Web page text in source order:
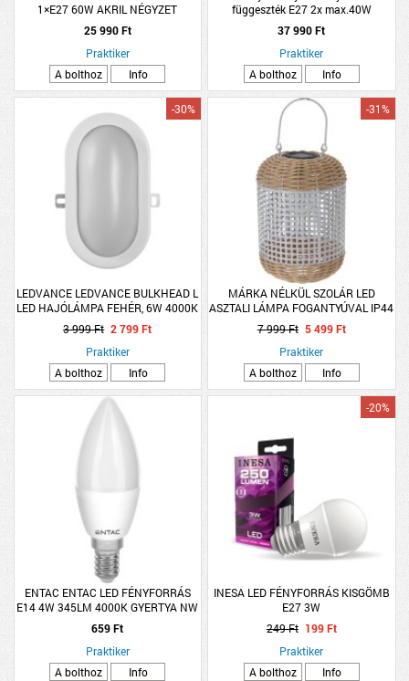
1×E27 60W AKRIL NÉGYZET
KRISTÁLY 26X38CM
25 990 Ft
Praktiker
A bolthoz
Info
függeszték E27 2x max.40W
bronz/fehér
37 990 Ft
Praktiker
A bolthoz
Info
LEDVANCE LEDVANCE BULKHEAD L
LED HAJÓLÁMPA FEHÉR, 6W 4000K
420LM IP54
-30%
3 999 Ft 2 799 Ft
Praktiker
A bolthoz
Info
MÁRKA NÉLKÜL SZOLÁR LED
ASZTALI LÁMPA FOGANTYÚVAL IP44
18X26CM FEHÉR-RATTAN
-31%
7 999 Ft 5 499 Ft
Praktiker
A bolthoz
Info
ENTAC ENTAC LED FÉNYFORRÁS
E14 4W 345LM 4000K GYERTYA NW
659 Ft
Praktiker
A bolthoz
Info
INESA LED FÉNYFORRÁS KISGÖMB
E27 3W
-20%
249 Ft 199 Ft
Praktiker
A bolthoz
Info